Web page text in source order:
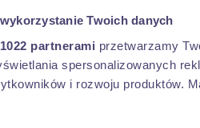
Twoich danych
partnerami przetwarzamy
spersonalizowanych
i rozwoju produktów.